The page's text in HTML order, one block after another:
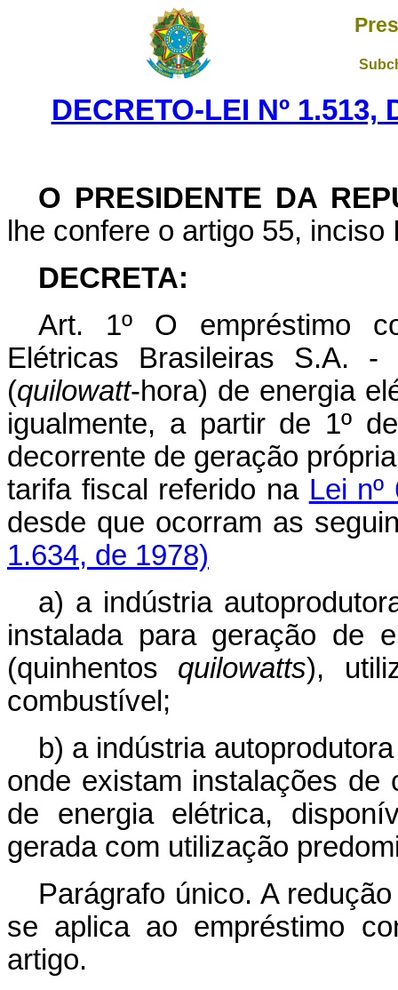
DECRETO-LEI Nº 1.513,
O PRESIDENTE DA
lhe confere o artigo 55,
DECRETA:
Art. 1º O empréstimo
Elétricas Brasileiras S.A. -
(quilowatt-hora) de energia
igualmente, a partir de 1º
decorrente de geração
tarifa fiscal referido na Lei
desde que ocorram as
1.634, de 1978)
a) a indústria
instalada para geração de
(quinhentos quilowatts),
combustível;
b) a indústria
onde existam instalações de
de energia elétrica,
gerada com utilização
Parágrafo único. A
se aplica ao empréstimo
artigo.